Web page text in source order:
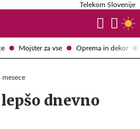
Mojster za vse Oprema in dekor
Telekom Slovenije
mesece
dnevno